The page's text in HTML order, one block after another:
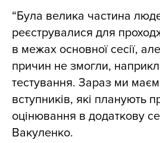
“Була велика частина
реєструвалися для
в межах основної сесії,
причин не змогли,
тестування. Зараз ми
вступників, які планують
оцінювання в додаткову
Вакуленко.